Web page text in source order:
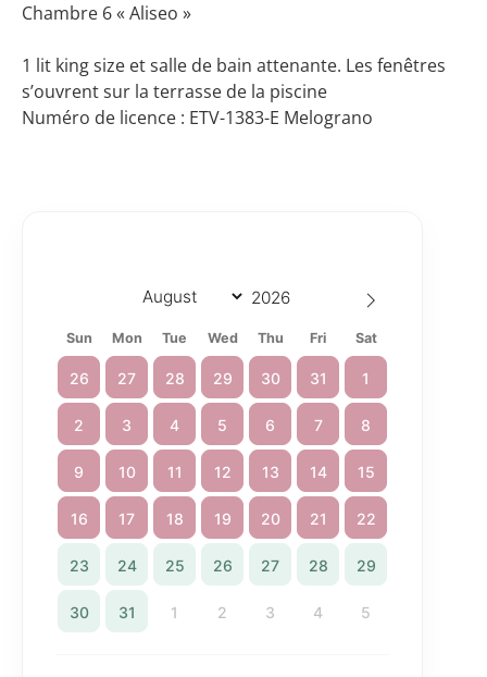
Chambre 6 « Aliseo »
1 lit king size et salle de bain attenante. Les fenêtres
s’ouvrent sur la terrasse de la piscine
Numéro de licence : ETV-1383-E Melograno
Sun Mon Tue Wed Thu Fri Sat
26 27 28 29 30 31 1
2 3 4 5 6 7 8
9 10 11 12 13 14 15
16 17 18 19 20 21 22
23 24 25 26 27 28 29
30 31 1 2 3 4 5